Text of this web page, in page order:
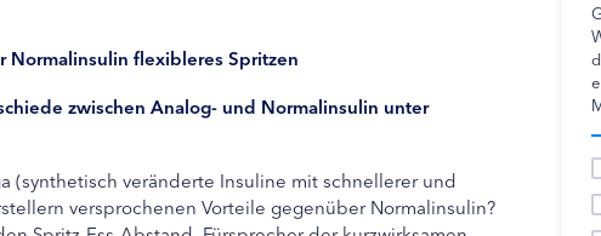
Normalinsulin flexibleres Spritzen
zwischen Analog- und Normalinsulin unter
(synthetisch veränderte Insuline mit schnellerer und
versprochenen Vorteile gegenüber Normalinsulin?